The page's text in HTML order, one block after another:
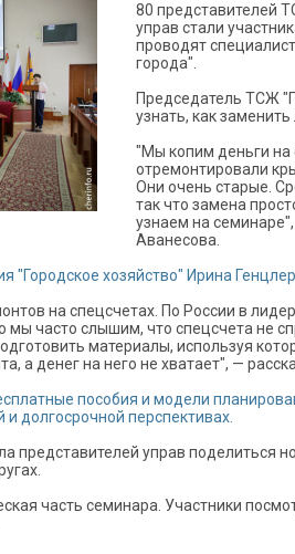
80 представителей
управ стали
проводят
города".
Председатель ТСЖ
узнать, как
"Мы копим деньги на
отремонтировали
Они очень старые.
так что замена
узнаем на
Аванесова.
"Городское хозяйство" Ирина Генцлер
на спецсчетах. По России в
мы часто слышим, что спецсчета не
материалы, используя
а денег на него не хватает", —
пособия и модели
долгосрочной перспективах.
представителей управ
часть семинара. Участники